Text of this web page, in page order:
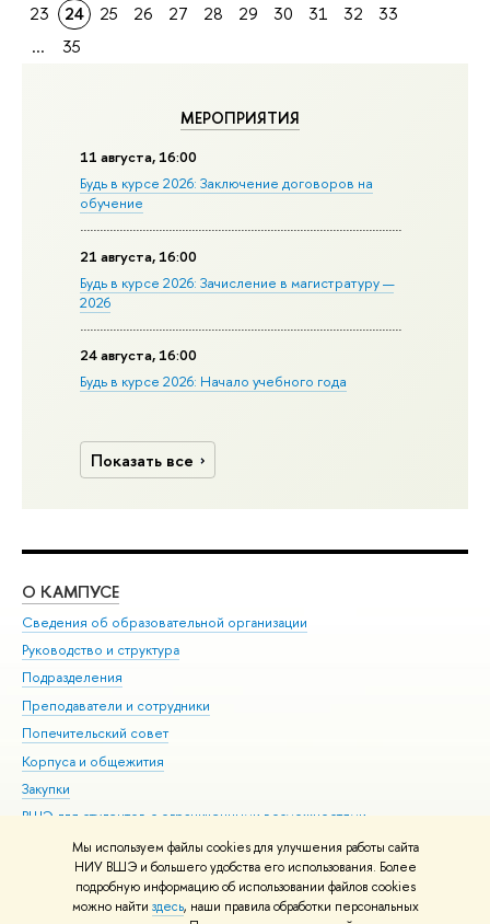
Мы используем файлы cookies для улучшения работы сайта
НИУ ВШЭ и большего удобства его использования. Более
подробную информацию об использовании файлов cookies
можно найти здесь, наши правила обработки персональных
МЕРОПРИЯТИЯ
11 августа, 16:00
Будь в курсе 2026: Заключение договоров на
обучение
21 августа, 16:00
Будь в курсе 2026: Зачисление в магистратуру —
2026
24 августа, 16:00
Будь в курсе 2026: Начало учебного года
Показать все
23
24 25 26 27 28 29 30 31 32
33
...
35
О КАМПУСЕ
Сведения об образовательной организации
Руководство и структура
Подразделения
Преподаватели и сотрудники
Попечительский совет
Корпуса и общежития
Закупки
ВШЭ для студентов с ограниченными возможностями
здоровья и инвалидностью
Версия для слабовидящих
Единая платежная страница